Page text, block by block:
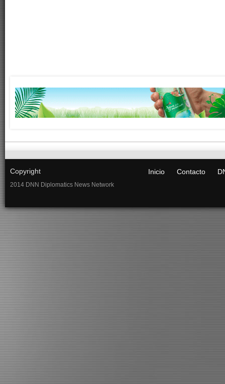
Copyright
2014 DNN Diplomatics News Network
Inicio Contacto